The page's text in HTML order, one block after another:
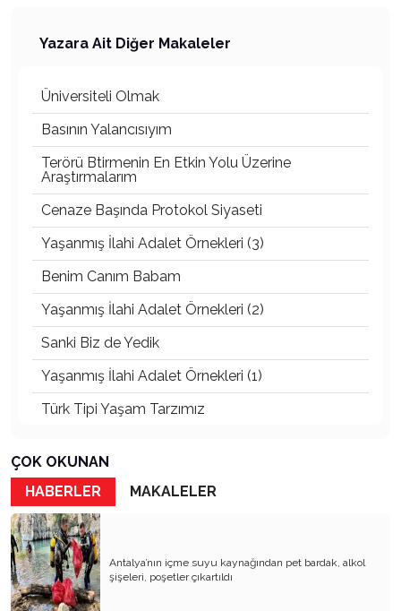
Yazara Ait Diğer Makaleler
Üniversiteli Olmak
Basının Yalancısıyım
Terörü Btirmenin En Etkin Yolu Üzerine
Araştırmalarım
Cenaze Başında Protokol Siyaseti
Yaşanmış İlahi Adalet Örnekleri (3)
Benim Canım Babam
Yaşanmış İlahi Adalet Örnekleri (2)
Sanki Biz de Yedik
Yaşanmış İlahi Adalet Örnekleri (1)
Türk Tipi Yaşam Tarzımız
Katil Ağaçlar
Keşke Herkes Sevdiği ve İyi Bildiği İşi Yapsa
Veda Mektubum
Avm’ler Sinek Avlıyor
ÇOK OKUNAN
HABERLER
MAKALELER
Antalya’nın içme suyu kaynağından pet bardak, alkol
şişeleri, poşetler çıkartıldı